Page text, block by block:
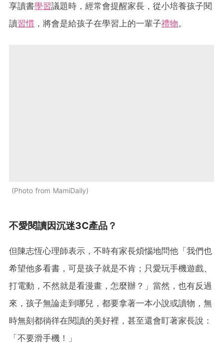
享讀書學習議題時，經常會提醒家長，從小培養孩子閱
讀習慣 ，將會是給孩子在學習上的一輩子禮物。
Photo from MamiDaily
不愛閱讀因沉迷3C產品？
但陳志恆心理師表示，不時有家長煩惱地問他「我們也
希望他多看書，可是孩子就是不肯；只愛玩手機遊戲、
打電動，不然就是看漫畫，怎麼辦？」當然，也有反過
來，孩子無論走到哪兒，都要拿著一本小說或讀物，無
時無刻都徜徉在閱讀的美好裡，甚至還會盯著家長說：
「不要滑手機！」